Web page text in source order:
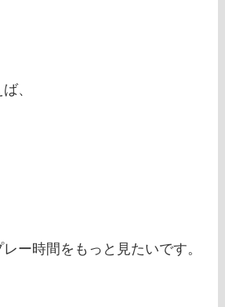
、
ー時間をもっと見たいです。